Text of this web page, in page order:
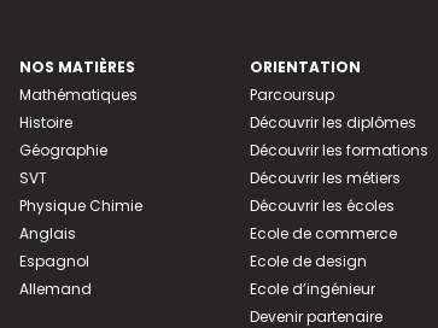
NOS MATIÈRES
Mathématiques
Histoire
Géographie
SVT
Physique Chimie
Anglais
Espagnol
Allemand
ORIENTATION
Parcoursup
Découvrir les diplômes
Découvrir les formations
Découvrir les métiers
Découvrir les écoles
Ecole de commerce
Ecole de design
Ecole d’ingénieur
Devenir partenaire